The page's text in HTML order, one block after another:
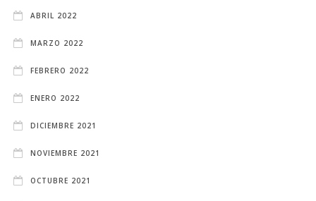
ABRIL 2022
MARZO 2022
FEBRERO 2022
ENERO 2022
DICIEMBRE 2021
NOVIEMBRE 2021
OCTUBRE 2021